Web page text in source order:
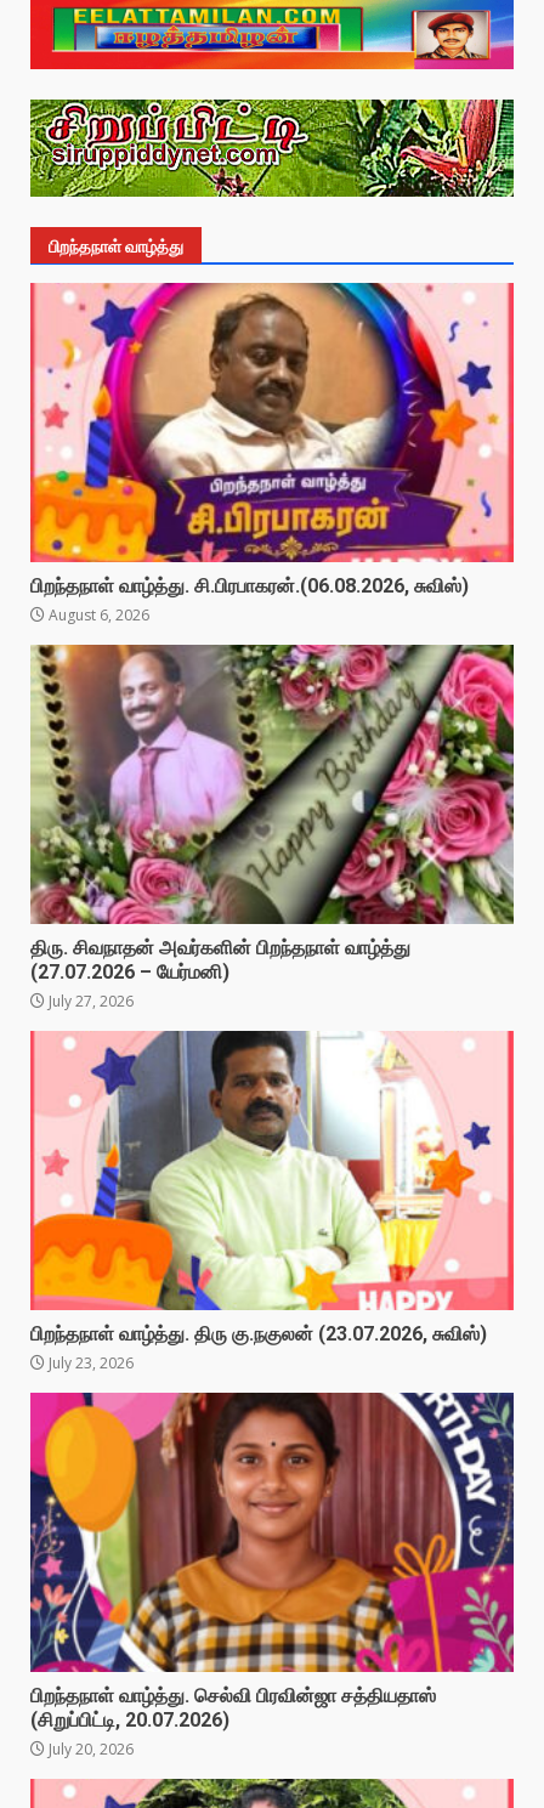
பிறந்தநாள் வாழ்த்து
பிறந்தநாள் வாழ்த்து. சி.பிரபாகரன்.(06.08.2026, சுவிஸ்)
August 6, 2026
திரு. சிவநாதன் அவர்களின் பிறந்தநாள் வாழ்த்து
(27.07.2026 – யேர்மனி)
July 27, 2026
பிறந்தநாள் வாழ்த்து. திரு கு.நகுலன் (23.07.2026, சுவிஸ்)
July 23, 2026
பிறந்தநாள் வாழ்த்து. செல்வி பிரவின்ஜா சத்தியதாஸ்
(சிறுப்பிட்டி, 20.07.2026)
July 20, 2026